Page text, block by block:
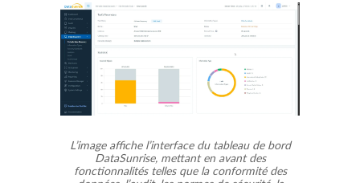
L’image affiche l’interface du tableau de bord
DataSunrise, mettant en avant des
fonctionnalités telles que la conformité des